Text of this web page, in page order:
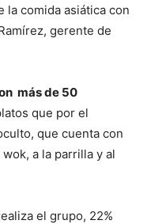
la comida asiática con
, gerente de
más de 50
que por el
que cuenta con
a la parrilla y al
el grupo, 22%